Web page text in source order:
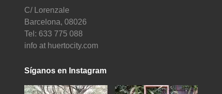
C/ Lorenzale
Barcelona, 08026
Tel: 633 775 088
info at huertocity.com
Síganos en Instagram